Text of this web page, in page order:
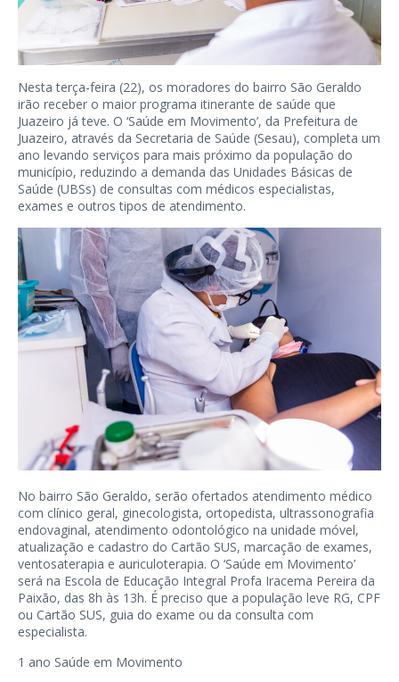
Nesta terça-feira (22), os moradores do bairro São Geraldo
irão receber o maior programa itinerante de saúde que
Juazeiro já teve. O ‘Saúde em Movimento’, da Prefeitura de
Juazeiro, através da Secretaria de Saúde (Sesau), completa um
ano levando serviços para mais próximo da população do
município, reduzindo a demanda das Unidades Básicas de
Saúde (UBSs) de consultas com médicos especialistas,
exames e outros tipos de atendimento.
No bairro São Geraldo, serão ofertados atendimento médico
com clínico geral, ginecologista, ortopedista, ultrassonografia
endovaginal, atendimento odontológico na unidade móvel,
atualização e cadastro do Cartão SUS, marcação de exames,
ventosaterapia e auriculoterapia. O ‘Saúde em Movimento’
será na Escola de Educação Integral Profa Iracema Pereira da
Paixão, das 8h às 13h. É preciso que a população leve RG, CPF
ou Cartão SUS, guia do exame ou da consulta com
especialista.
1 ano Saúde em Movimento